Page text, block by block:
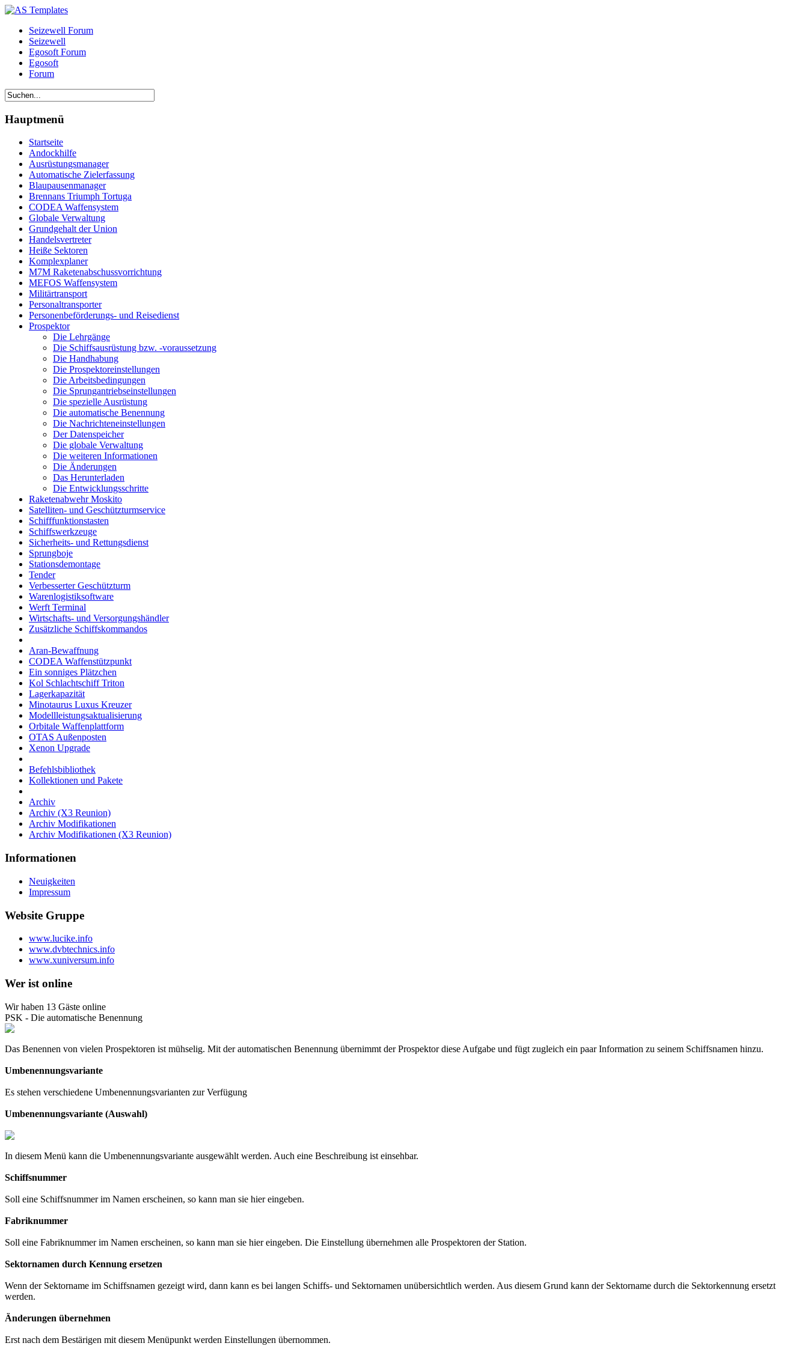
Seizewell Forum
Seizewell
Egosoft Forum
Egosoft
Forum
Hauptmenü
Startseite
Andockhilfe
Ausrüstungsmanager
Automatische Zielerfassung
Blaupausenmanager
Brennans Triumph Tortuga
CODEA Waffensystem
Globale Verwaltung
Grundgehalt der Union
Handelsvertreter
Heiße Sektoren
Komplexplaner
M7M Raketenabschussvorrichtung
MEFOS Waffensystem
Militärtransport
Personaltransporter
Personenbeförderungs- und Reisedienst
Prospektor
Die Lehrgänge
Die Schiffsausrüstung bzw. -voraussetzung
Die Handhabung
Die Prospektoreinstellungen
Die Arbeitsbedingungen
Die Sprungantriebseinstellungen
Die spezielle Ausrüstung
Die automatische Benennung
Die Nachrichteneinstellungen
Der Datenspeicher
Die globale Verwaltung
Die weiteren Informationen
Die Änderungen
Das Herunterladen
Die Entwicklungsschritte
Raketenabwehr Moskito
Satelliten- und Geschützturmservice
Schifffunktionstasten
Schiffswerkzeuge
Sicherheits- und Rettungsdienst
Sprungboje
Stationsdemontage
Tender
Verbesserter Geschützturm
Warenlogistiksoftware
Werft Terminal
Wirtschafts- und Versorgungshändler
Zusätzliche Schiffskommandos
Aran-Bewaffnung
CODEA Waffenstützpunkt
Ein sonniges Plätzchen
Kol Schlachtschiff Triton
Lagerkapazität
Minotaurus Luxus Kreuzer
Modellleistungsaktualisierung
Orbitale Waffenplattform
OTAS Außenposten
Xenon Upgrade
Befehlsbibliothek
Kollektionen und Pakete
Archiv
Archiv (X3 Reunion)
Archiv Modifikationen
Archiv Modifikationen (X3 Reunion)
Informationen
Neuigkeiten
Impressum
Website Gruppe
www.lucike.info
www.dvbtechnics.info
www.xuniversum.info
Wer ist online
Wir haben 13 Gäste online
PSK - Die automatische Benennung
Das Benennen von vielen Prospektoren ist mühselig. Mit der automatischen Benennung übernimmt der Prospektor diese Aufgabe und fügt zugleich ein paar Information zu seinem Schiffsnamen hinzu.
Umbenennungsvariante
Es stehen verschiedene Umbenennungsvarianten zur Verfügung
Umbenennungsvariante (Auswahl)
In diesem Menü kann die Umbenennungsvariante ausgewählt werden. Auch eine Beschreibung ist einsehbar.
Schiffsnummer
Soll eine Schiffsnummer im Namen erscheinen, so kann man sie hier eingeben.
Fabriknummer
Soll eine Fabriknummer im Namen erscheinen, so kann man sie hier eingeben. Die Einstellung übernehmen alle Prospektoren der Station.
Sektornamen durch Kennung ersetzen
Wenn der Sektorname im Schiffsnamen gezeigt wird, dann kann es bei langen Schiffs- und Sektornamen unübersichtlich werden. Aus diesem Grund kann der Sektorname durch die Sektorkennung ersetzt
werden.
Änderungen übernehmen
Erst nach dem Bestärigen mit diesem Menüpunkt werden Einstellungen übernommen.